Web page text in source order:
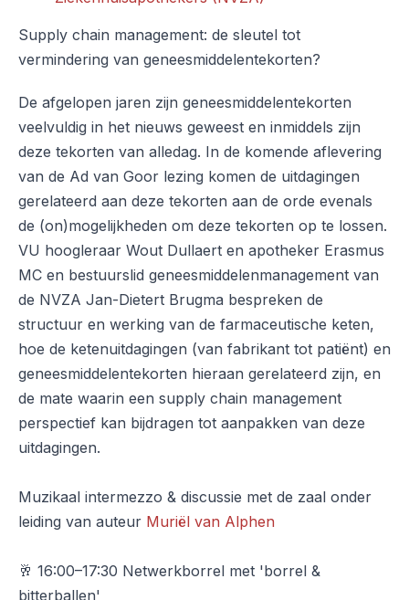
Supply chain management: de sleutel tot
vermindering van geneesmiddelentekorten?
De afgelopen jaren zijn geneesmiddelentekorten
veelvuldig in het nieuws geweest en inmiddels zijn
deze tekorten van alledag. In de komende aflevering
van de Ad van Goor lezing komen de uitdagingen
gerelateerd aan deze tekorten aan de orde evenals
de (on)mogelijkheden om deze tekorten op te lossen.
VU hoogleraar Wout Dullaert en apotheker Erasmus
MC en bestuurslid geneesmiddelenmanagement van
de NVZA Jan-Dietert Brugma bespreken de
structuur en werking van de farmaceutische keten,
hoe de ketenuitdagingen (van fabrikant tot patiënt) en
geneesmiddelentekorten hieraan gerelateerd zijn, en
de mate waarin een supply chain management
perspectief kan bijdragen tot aanpakken van deze
uitdagingen.
Muzikaal intermezzo & discussie met de zaal onder
leiding van auteur Muriël van Alphen
🥂 16:00–17:30 Netwerkborrel met 'borrel &
bitterballen'